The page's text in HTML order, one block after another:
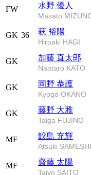
FW 水野 優人
Masato
GK 36 萩 裕陽
Hiroaki HAGI
GK 加藤 直太郎
Naotaro KATO
GK 岡野 恭護
Kyogo OKANO
GK 藤野 大雅
Taiga FUJINO
MF 鮫島 充輝
Atsuki
MF 齋藤 太陽
Taiyo SAITO